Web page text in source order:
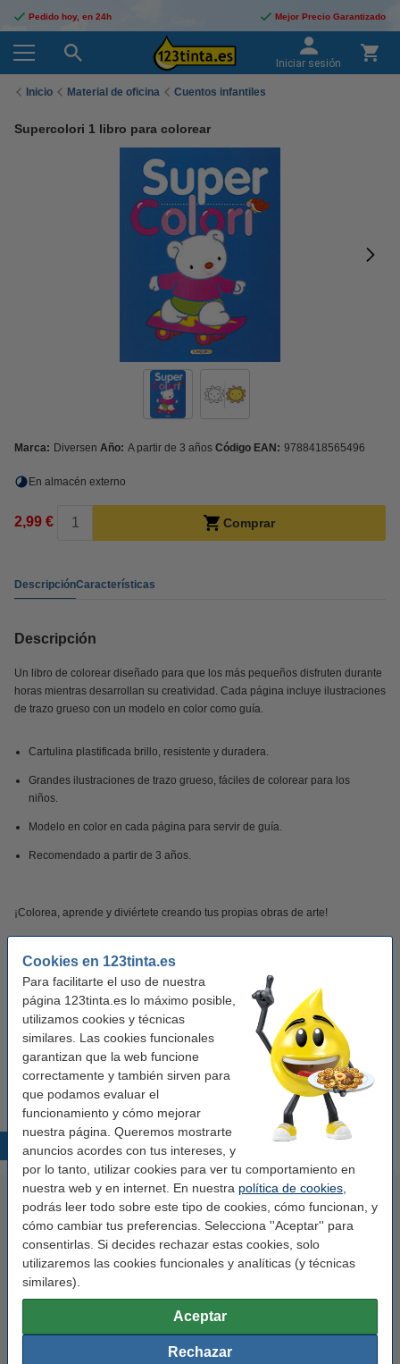
Cookies en 123tinta.es
Para facilitarte el uso de nuestra
página 123tinta.es lo máximo posible,
utilizamos cookies y técnicas
similares. Las cookies funcionales
garantizan que la web funcione
correctamente y también sirven para
que podamos evaluar el
funcionamiento y cómo mejorar
nuestra página. Queremos mostrarte
anuncios acordes con tus intereses, y
por lo tanto, utilizar cookies para ver tu comportamiento en
nuestra web y en internet. En nuestra política de cookies
podrás leer todo sobre este tipo de cookies, cómo funcionan, y
cómo cambiar tus preferencias. Selecciona ''Aceptar'' para
consentirlas. Si decides rechazar estas cookies, solo
utilizaremos las cookies funcionales y analíticas (y técnicas
similares).
Aceptar
Rechazar
Pedido hoy, en 24h Mejor Precio Garantizado
Iniciar sesión
Inicio Material de oficina Cuentos infantiles
Supercolori 1 libro para colorear
Marca: Diversen Año: A partir de 3 años Código EAN: 9788418565496
En almacén externo
2,99 € Comprar
DescripciónCaracterísticas
Descripción
Un libro de colorear diseñado para que los más pequeños disfruten durante
horas mientras desarrollan su creatividad. Cada página incluye ilustraciones
de trazo grueso con un modelo en color como guía.
Cartulina plastificada brillo, resistente y duradera.
Grandes ilustraciones de trazo grueso, fáciles de colorear para los
niños.
Modelo en color en cada página para servir de guía.
Recomendado a partir de 3 años.
¡Colorea, aprende y diviértete creando tus propias obras de arte!
Características
Marca: Diversen
Año: A partir de 3 años
Código EAN: 9788418565496
Productos destacados
Canon CL-561XL cartucho de
tinta de color (marca 123tinta)
Canon PG-560 cartucho de tinta
negro (marca 123tinta)